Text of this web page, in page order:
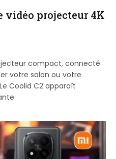
vidéo projecteur 4K
compact, connecté
votre salon ou votre
Coolid C2 apparaît